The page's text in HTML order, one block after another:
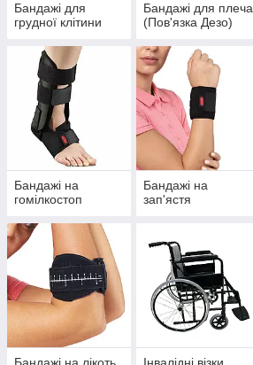
Бандажі для
грудної клітини
Бандажі для плеча
(Пов'язка Дезо)
Бандажі на
гомілкостоп
Бандажі на
зап'ястя